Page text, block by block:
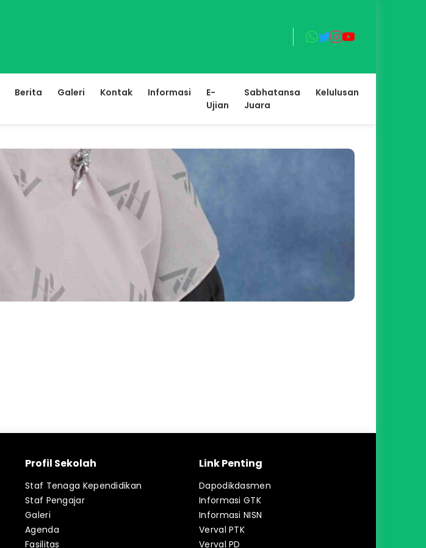
Berita Galeri Kontak Informasi
E-
Ujian
Sabhatansa
Juara
Kelulusan
Profil Sekolah
Staf Tenaga Kependidikan
Staf Pengajar
Galeri
Agenda
Fasilitas
Link Penting
Dapodikdasmen
Informasi GTK
Informasi NISN
Verval PTK
Verval PD